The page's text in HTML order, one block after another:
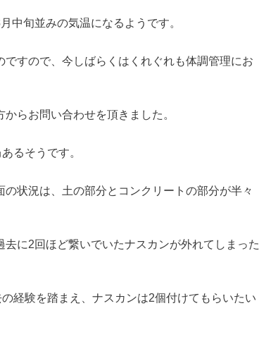
中旬並みの気温になるようです。
すので、今しばらくはくれぐれも体調管理にお
らお問い合わせを頂きました。
るそうです。
状況は、土の部分とコンクリートの部分が半々
に2回ほど繋いでいたナスカンが外れてしまった
経験を踏まえ、ナスカンは2個付けてもらいたい